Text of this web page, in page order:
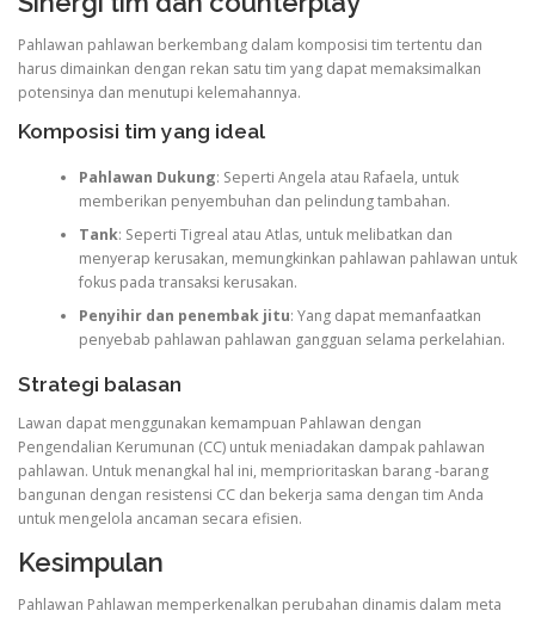
Pahlawan pahlawan berkembang dalam komposisi tim tertentu dan
harus dimainkan dengan rekan satu tim yang dapat memaksimalkan
potensinya dan menutupi kelemahannya.
Komposisi tim yang ideal
Pahlawan Dukung: Seperti Angela atau Rafaela, untuk
memberikan penyembuhan dan pelindung tambahan.
Tank: Seperti Tigreal atau Atlas, untuk melibatkan dan
menyerap kerusakan, memungkinkan pahlawan pahlawan untuk
fokus pada transaksi kerusakan.
Penyihir dan penembak jitu: Yang dapat memanfaatkan
penyebab pahlawan pahlawan gangguan selama perkelahian.
Strategi balasan
Lawan dapat menggunakan kemampuan Pahlawan dengan
Pengendalian Kerumunan (CC) untuk meniadakan dampak pahlawan
pahlawan. Untuk menangkal hal ini, memprioritaskan barang -barang
bangunan dengan resistensi CC dan bekerja sama dengan tim Anda
untuk mengelola ancaman secara efisien.
Kesimpulan
Pahlawan Pahlawan memperkenalkan perubahan dinamis dalam meta